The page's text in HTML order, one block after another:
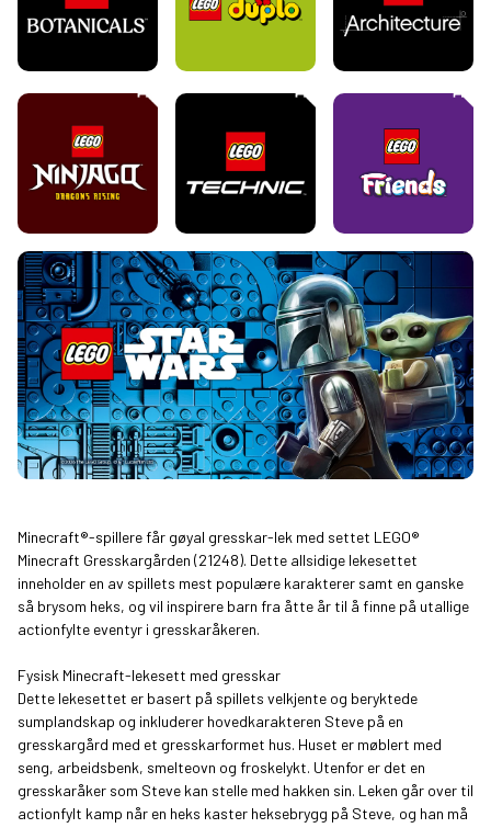
Minecraft®-spillere får gøyal gresskar-lek med settet LEGO®
Minecraft Gresskargården (21248). Dette allsidige lekesettet
inneholder en av spillets mest populære karakterer samt en ganske
så brysom heks, og vil inspirere barn fra åtte år til å finne på utallige
actionfylte eventyr i gresskaråkeren.
Fysisk Minecraft-lekesett med gresskar
Dette lekesettet er basert på spillets velkjente og beryktede
sumplandskap og inkluderer hovedkarakteren Steve på en
gresskargård med et gresskarformet hus. Huset er møblert med
seng, arbeidsbenk, smelteovn og froskelykt. Utenfor er det en
gresskaråker som Steve kan stelle med hakken sin. Leken går over til
actionfylt kamp når en heks kaster heksebrygg på Steve, og han må